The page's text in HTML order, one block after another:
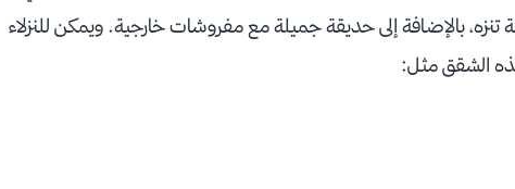
بالإضافة إلى حديقة جميلة مع مفروشات خارجية. ويمكن للنزلاء
الشقق مثل: